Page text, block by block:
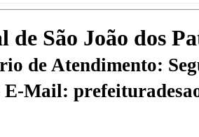
São João dos
de Atendimento:
E-Mail: